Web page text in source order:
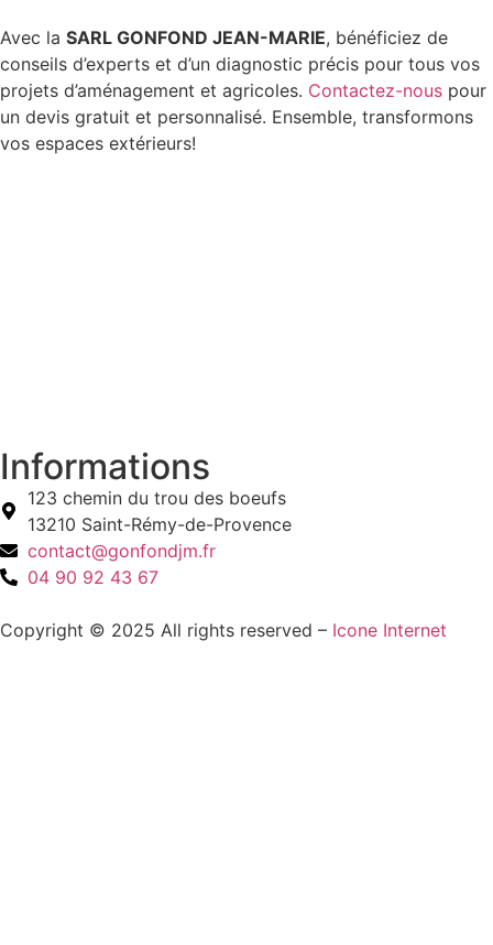
Avec la SARL GONFOND JEAN-MARIE, bénéficiez de
conseils d’experts et d’un diagnostic précis pour tous vos
projets d’aménagement et agricoles. Contactez-nous pour
un devis gratuit et personnalisé. Ensemble, transformons
vos espaces extérieurs!
Informations
123 chemin du trou des boeufs
13210 Saint-Rémy-de-Provence
contact@gonfondjm.fr
04 90 92 43 67
Copyright © 2025 All rights reserved – Icone Internet